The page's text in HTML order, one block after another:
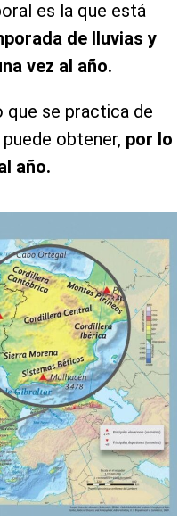
es la que está
de lluvias y
vez al año.
que se practica de
obtener, por lo
año.